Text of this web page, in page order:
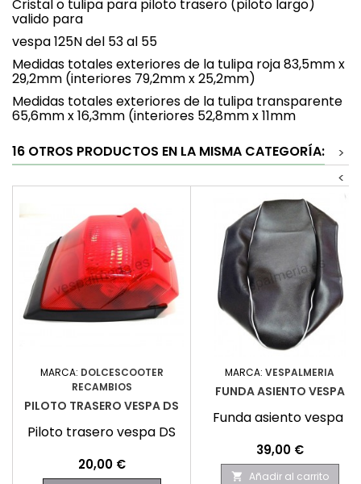
Cristal o tulipa para piloto trasero (piloto largo)
valido para
vespa 125N del 53 al 55
Medidas totales exteriores de la tulipa roja 83,5mm x
29,2mm (interiores 79,2mm x 25,2mm)
Medidas totales exteriores de la tulipa transparente
65,6mm x 16,3mm (interiores 52,8mm x 11mm
16 OTROS PRODUCTOS EN LA MISMA CATEGORÍA:
>
<
MARCA: DOLCESCOOTER
RECAMBIOS
PILOTO TRASERO VESPA DS
Piloto trasero vespa DS
Precio
20,00 €
MARCA: VESPALMERIA
FUNDA ASIENTO VESPA
Funda asiento vespa
Precio
39,00 €
 Añadir al carrito